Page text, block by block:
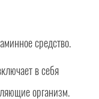
средство.
в себя
организм.